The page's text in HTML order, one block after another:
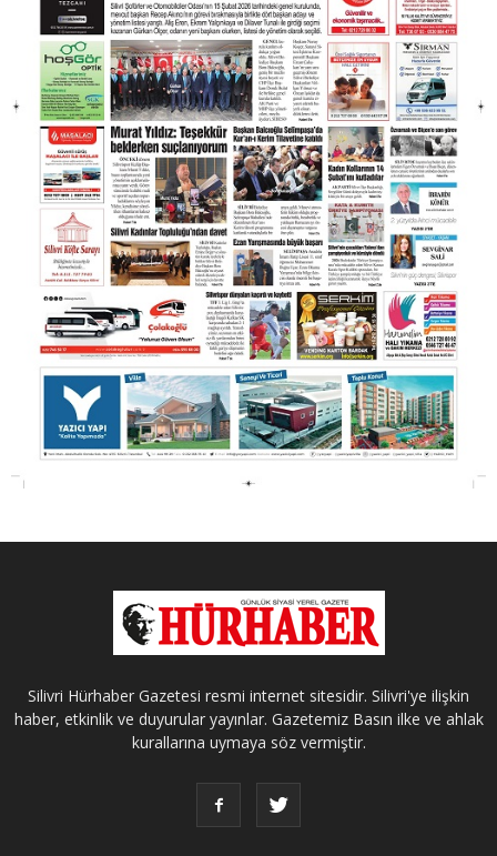
Silivri Hürhaber Gazetesi resmi internet sitesidir. Silivri'ye ilişkin
haber, etkinlik ve duyurular yayınlar. Gazetemiz Basın ilke ve ahlak
kurallarına uymaya söz vermiştir.